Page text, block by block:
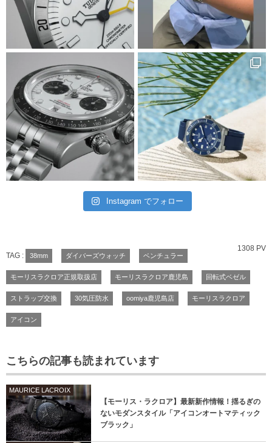
Instagram でフォロー
1308 PV
TAG :
38mm ダイバーズウォッチ ベンチュラー
モーリスラクロア正規取扱店 モーリスラクロア鹿児島 回転式ベゼル
ストラップ交換 30気圧防水 oomiya鹿児島店 モーリスラクロア
アイコン
こちらの記事も読まれています
MAURICE LACROIX
【モーリス・ラクロア】最新新作情報！揺るぎの
ないモダンスタイル「アイコンオートマティック
ブラック」